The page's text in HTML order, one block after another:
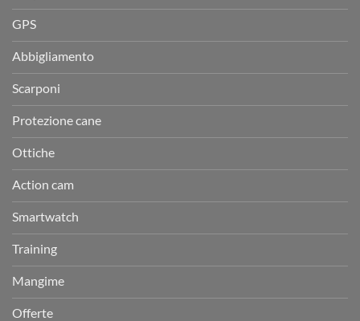
GPS
Abbigliamento
Scarponi
Protezione cane
Ottiche
Action cam
Smartwatch
Training
Mangime
Offerte